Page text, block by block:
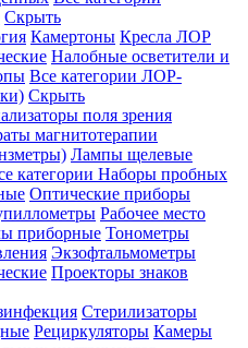
Скрыть
Камертоны Кресла ЛОР
Налобные осветители и
Все категории ЛОР-
Скрыть
поля зрения
магнитотерапии
Лампы щелевые
категории Наборы пробных
Оптические приборы
Рабочее место
приборные Тонометры
Экзофтальмометры
Проекторы знаков
Стерилизаторы
Рециркуляторы Камеры